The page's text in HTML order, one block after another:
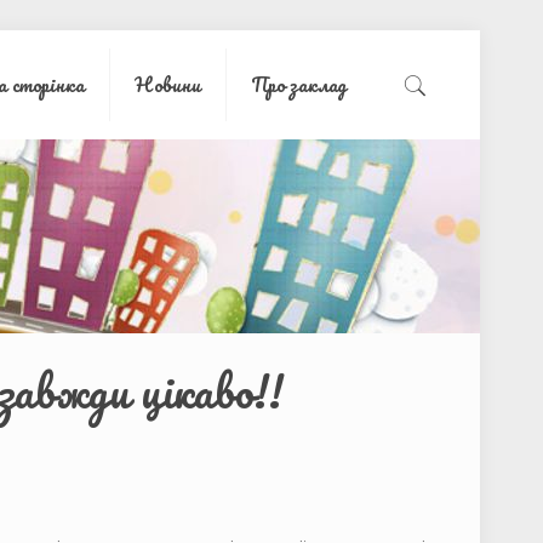
сторінка Новини Про заклад
цікаво!!